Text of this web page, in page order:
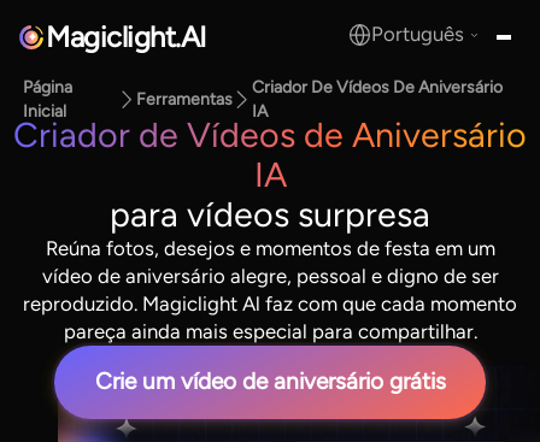
Magiclight.AI Português
Página
Inicial
Ferramentas
Criador De Vídeos De Aniversário
IA
Criador de Vídeos de Aniversário
IA
para vídeos surpresa
Reúna fotos, desejos e momentos de festa em um
vídeo de aniversário alegre, pessoal e digno de ser
reproduzido. Magiclight Al faz com que cada momento
pareça ainda mais especial para compartilhar.
Crie um vídeo de aniversário grátis